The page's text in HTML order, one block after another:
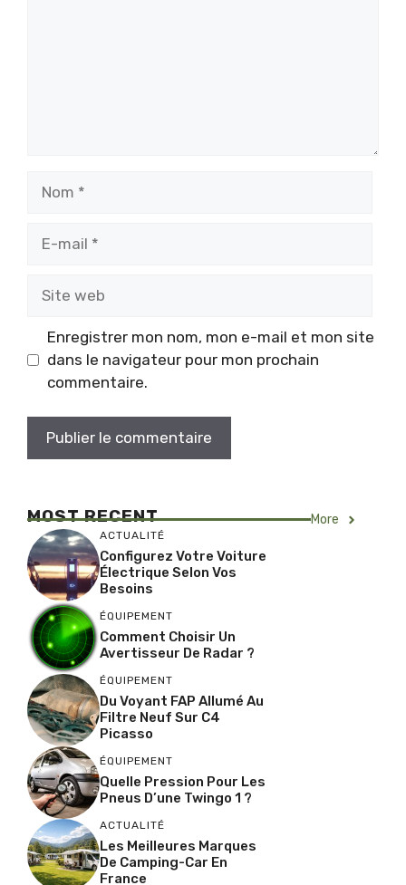
mail
web
Enregistrer mon nom, mon e-mail et mon site
dans le navigateur pour mon prochain
commentaire.
MOST RECENT More
ACTUALITÉ
Configurez Votre Voiture
Électrique Selon Vos
Besoins
ÉQUIPEMENT
Comment Choisir Un
Avertisseur De Radar ?
ÉQUIPEMENT
Du Voyant FAP Allumé Au
Filtre Neuf Sur C4
Picasso
ÉQUIPEMENT
Quelle Pression Pour Les
Pneus D’une Twingo 1 ?
ACTUALITÉ
Les Meilleures Marques
De Camping-Car En
France